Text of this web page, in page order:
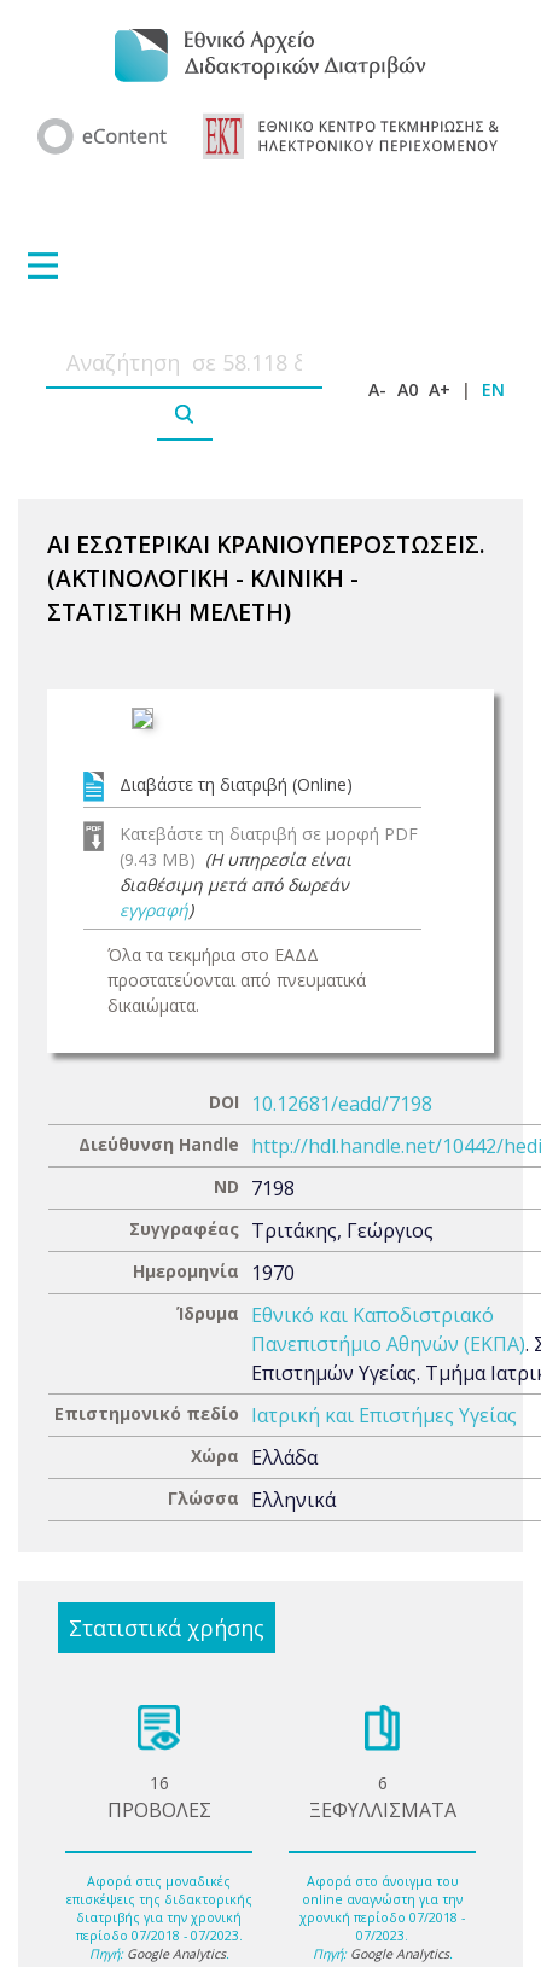
A- A0 A+ | EN
ΑΙ ΕΣΩΤΕΡΙΚΑΙ ΚΡΑΝΙΟΥΠΕΡΟΣΤΩΣΕΙΣ.
(ΑΚΤΙΝΟΛΟΓΙΚΗ - ΚΛΙΝΙΚΗ -
ΣΤΑΤΙΣΤΙΚΗ ΜΕΛΕΤΗ)
Διαβάστε τη διατριβή (Online)
Κατεβάστε τη διατριβή σε μορφή PDF
(9.43 MB) (Η υπηρεσία είναι
διαθέσιμη μετά από δωρεάν
εγγραφή)
Όλα τα τεκμήρια στο ΕΑΔΔ
προστατεύονται από πνευματικά
δικαιώματα.
DOI 10.12681/eadd/7198
Διεύθυνση Handle http://hdl.handle.net/10442/
ND 7198
Συγγραφέας Τριτάκης, Γεώργιος
Ημερομηνία 1970
Ίδρυμα
Εθνικό και Καποδιστριακό
Πανεπιστήμιο Αθηνών (ΕΚΠΑ).
Επιστημών Υγείας. Τμήμα
Επιστημονικό πεδίο Ιατρική και Επιστήμες Υγείας
Χώρα Ελλάδα
Γλώσσα Ελληνικά
Στατιστικά χρήσης
16
ΠΡΟΒΟΛΕΣ
Αφορά στις μοναδικές
επισκέψεις της διδακτορικής
διατριβής για την χρονική
περίοδο 07/2018 - 07/2023.
Πηγή: Google Analytics.
6
ΞΕΦΥΛΛΙΣΜΑΤΑ
Αφορά στο άνοιγμα του
online αναγνώστη για την
χρονική περίοδο 07/2018 -
07/2023.
Πηγή: Google Analytics.